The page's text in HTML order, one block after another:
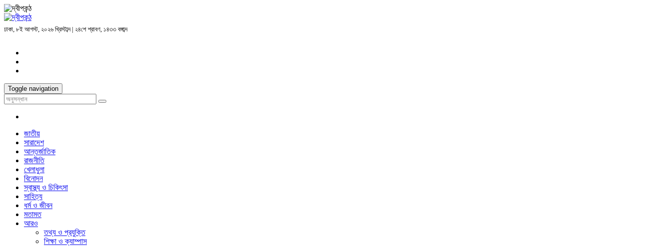
ঢাকা, ৮ই আগস্ট, ২০২৬ খ্রিস্টাব্দ | ২৪শে শ্রাবণ, ১৪৩৩ বঙ্গাব্দ
Toggle navigation
জাতীয়
সারাদেশ
আন্তর্জাতিক
রাজনীতি
খেলাধুলা
বিনোদন
স্বাস্থ্য ও চিকিৎসা
সাহিত্য
ধর্ম ও জীবন
মতামত
আরও
তথ্য ও প্রযুক্তি
শিক্ষা ও ক্যাম্পাস